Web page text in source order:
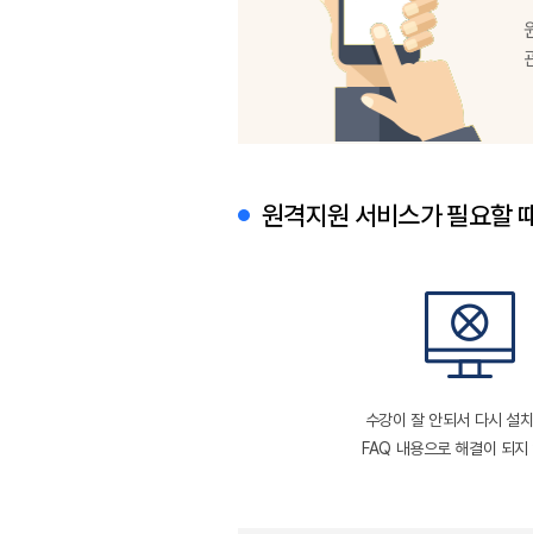
원격지원 서비스가 필요할
수강이 잘 안되서 다시 설
FAQ 내용으로 해결이 되지